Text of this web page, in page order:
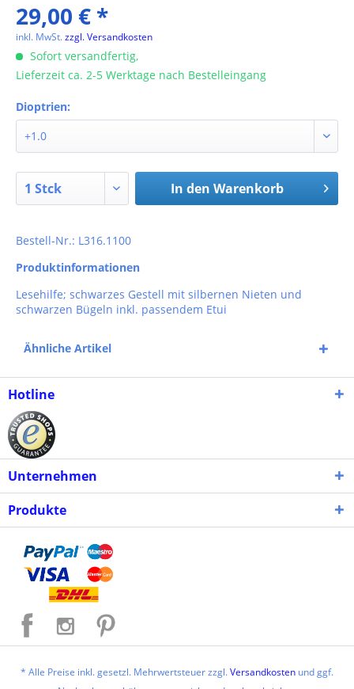
29,00 € *
inkl. MwSt.zzgl. Versandkosten
Sofort versandfertig,
Lieferzeit ca. 2-5 Werktage nach Bestelleingang
Dioptrien:
In den Warenkorb
Bestell-Nr.: L316.1100
Produktinformationen
Lesehilfe; schwarzes Gestell mit silbernen Nieten und
schwarzen Bügeln inkl. passendem Etui
Ähnliche Artikel
Hotline
Unternehmen
Produkte
* Alle Preise inkl. gesetzl. Mehrwertsteuer zzgl.Versandkosten und ggf.